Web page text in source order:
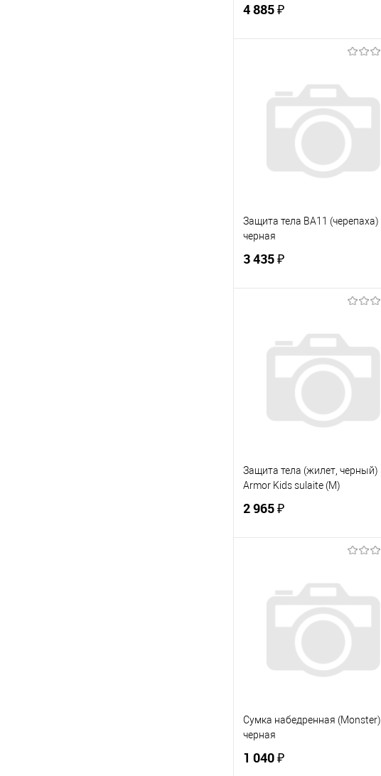
4 885 ₽
Купить в 1 клик
К
В избранное
В наличии
Защита тела BA11 (черепаха)
черная
3 435 ₽
Купить в 1 клик
К
В избранное
В наличии
Защита тела (жилет, черный)
Armor Kids sulaite (M)
2 965 ₽
Купить в 1 клик
К
В избранное
В наличии
Сумка набедренная (Monster)
черная
1 040 ₽